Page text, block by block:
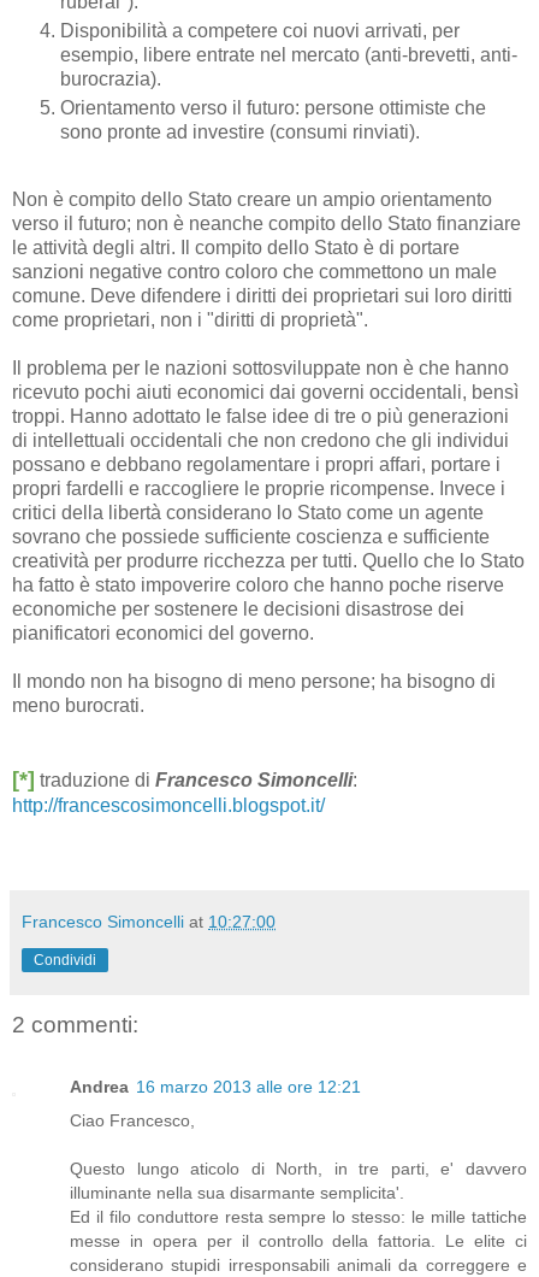
Disponibilità a competere coi nuovi arrivati, per
esempio, libere entrate nel mercato (anti-brevetti, anti-
burocrazia).
Orientamento verso il futuro: persone ottimiste che
sono pronte ad investire (consumi rinviati).
Non è compito dello Stato creare un ampio orientamento
verso il futuro; non è neanche compito dello Stato finanziare
le attività degli altri. Il compito dello Stato è di portare
sanzioni negative contro coloro che commettono un male
comune. Deve difendere i diritti dei proprietari sui loro diritti
come proprietari, non i "diritti di proprietà".
Il problema per le nazioni sottosviluppate non è che hanno
ricevuto pochi aiuti economici dai governi occidentali, bensì
troppi. Hanno adottato le false idee di tre o più generazioni
di intellettuali occidentali che non credono che gli individui
possano e debbano regolamentare i propri affari, portare i
propri fardelli e raccogliere le proprie ricompense. Invece i
critici della libertà considerano lo Stato come un agente
sovrano che possiede sufficiente coscienza e sufficiente
creatività per produrre ricchezza per tutti. Quello che lo Stato
ha fatto è stato impoverire coloro che hanno poche riserve
economiche per sostenere le decisioni disastrose dei
pianificatori economici del governo.
Il mondo non ha bisogno di meno persone; ha bisogno di
meno burocrati.
[*] traduzione di Francesco Simoncelli:
http://francescosimoncelli.blogspot.it/
Francesco Simoncelli at 10:27:00
Condividi
2 commenti:
Andrea 16 marzo 2013 alle ore 12:21
Ciao Francesco,
Questo lungo aticolo di North, in tre parti, e' davvero
illuminante nella sua disarmante semplicita'.
Ed il filo conduttore resta sempre lo stesso: le mille tattiche
messe in opera per il controllo della fattoria. Le elite ci
considerano stupidi irresponsabili animali da correggere e